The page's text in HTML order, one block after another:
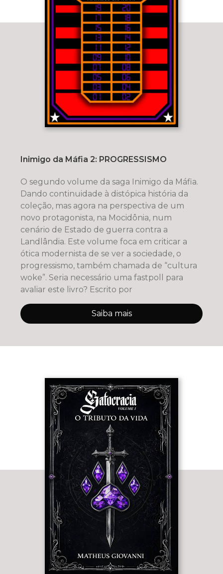
Inimigo da Máfia 2: PROGRESSISMO
O segundo volume da saga Inimigo da Máfia.
Dando continuidade à distópica história da
coleção, mas agora na perspectiva de um
novo protagonista, na Mocidônia, num
cenário de Estado de guerra contra a
Landlândia. Este volume foca em criticar a
ótica modernista de se ver a sociedade, o
progressismo, também chamada de “cultura
woke”. Seria necessário uma fastpoll para
avaliar este livro? Escrito por
Saiba mais